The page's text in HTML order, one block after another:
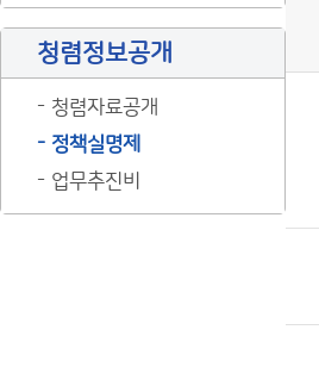
청렴정보공개
청렴자료공개
정책실명제
업무추진비